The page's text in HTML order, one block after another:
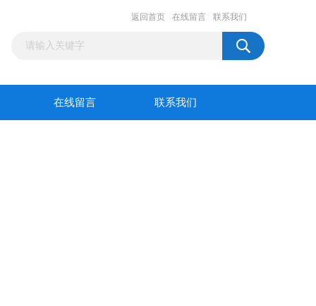
返回首页 在线留言 联系我们
在线留言 联系我们